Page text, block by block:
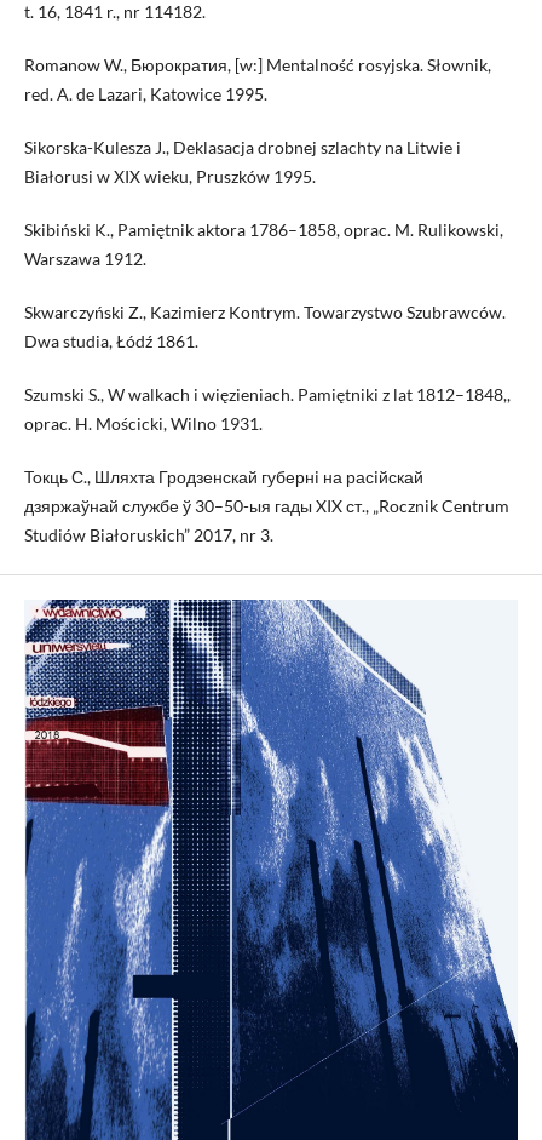
t. 16, 1841 r., nr 114182.
Romanow W., Бюрократия, [w:] Mentalność rosyjska. Słownik,
red. A. de Lazari, Katowice 1995.
Sikorska-Kulesza J., Deklasacja drobnej szlachty na Litwie i
Białorusi w XIX wieku, Pruszków 1995.
Skibiński K., Pamiętnik aktora 1786–1858, oprac. M. Rulikowski,
Warszawa 1912.
Skwarczyński Z., Kazimierz Kontrym. Towarzystwo Szubrawców.
Dwa studia, Łódź 1861.
Szumski S., W walkach i więzieniach. Pamiętniki z lat 1812–1848,,
oprac. H. Mościcki, Wilno 1931.
Toкць С., Шляхта Гродзенскай губернi на расiйскай
дзяржаўнай службе ў 30–50-ыя гады XIX ст., „Rocznik Centrum
Studiów Białoruskich” 2017, nr 3.